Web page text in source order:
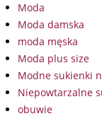
Moda
Moda damska
moda męska
Moda plus size
Modne sukienki
Niepowtarzalne
obuwie